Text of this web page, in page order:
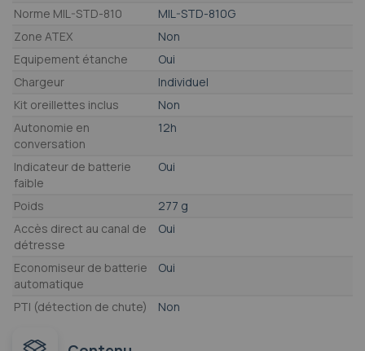
Norme MIL-STD-810
MIL-STD-810G
Zone ATEX
Non
Equipement étanche
Oui
Chargeur
Individuel
Kit oreillettes inclus
Non
Autonomie en
conversation
12h
Indicateur de batterie
faible
Oui
Poids
277 g
Accès direct au canal de
détresse
Oui
Economiseur de batterie
automatique
Oui
PTI (détection de chute) Non